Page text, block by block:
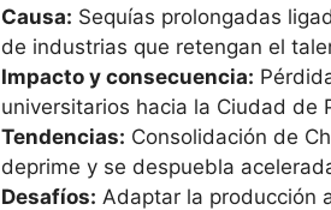
Causa: Sequías prolongadas
de industrias que retengan el
Impacto y consecuencia:
universitarios hacia la Ciudad de
Tendencias: Consolidación de
deprime y se despuebla
Desafíos: Adaptar la producción